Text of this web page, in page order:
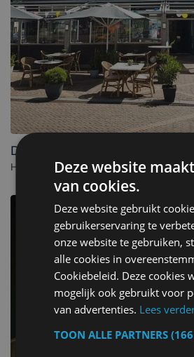
De Eenhoorn
Hotel in Oostburg. - Nederland
Deze website
van cookies.
Deze website gebruikt
gebruikerservaring te
onze website te gebruiken,
alle cookies in
Cookiebeleid. Deze cookies
mogelijk ook gebruikt voor
van advertenties. Lees
TOON ALLE PARTNERS